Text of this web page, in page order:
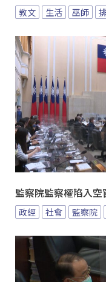
教文 生活 巫師
監察院監察權陷入
政經 社會 監察院